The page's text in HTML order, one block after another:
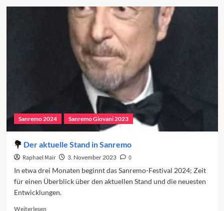
Die
Newcomer
Sanremo 2024 Sanremo Giovani 2023
Der aktuelle Stand in Sanremo
Raphael Mair 3. November 2023
0
In etwa drei Monaten beginnt das Sanremo-Festival 2024; Zeit
für einen Überblick über den aktuellen Stand und die neuesten
Entwicklungen.
WeiterlesenRead